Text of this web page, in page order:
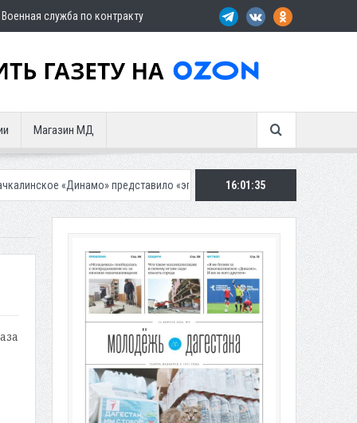
Военная служба по контракту
Магазин МД
представило «эпичную» гостевую форму Около восьми
16:01:36